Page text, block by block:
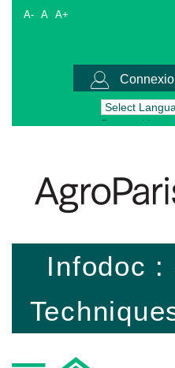
A- A A+
Powered by
Infodoc :